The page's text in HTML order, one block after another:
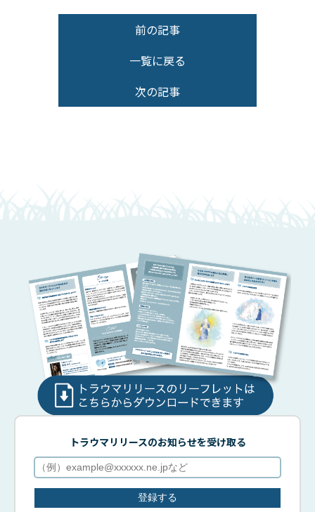
前の記事
一覧に戻る
次の記事
トラウマリリースのお知らせを受け取る
はじめての方へ
カウンセリング
カップルセラピー
お申込みはこちら